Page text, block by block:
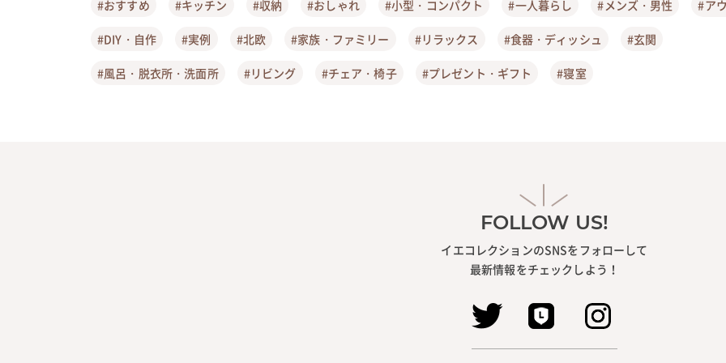
#おすすめ #キッチン #収納 #おしゃれ #小型・コンパクト #一人暮らし #メンズ・男性 #ア
#DIY・自作 #実例 #北欧 #家族・ファミリー #リラックス #食器・ディッシュ #玄関
#風呂・脱衣所・洗面所 #リビング #チェア・椅子 #プレゼント・ギフト #寝室
FOLLOW US!
イエコレクションのSNSをフォローして
最新情報をチェックしよう！